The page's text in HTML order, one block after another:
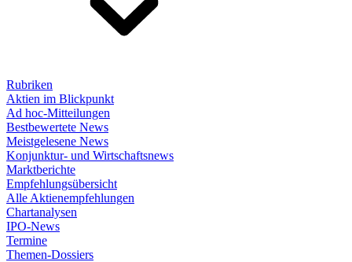
Rubriken
Aktien im Blickpunkt
Ad hoc-Mitteilungen
Bestbewertete News
Meistgelesene News
Konjunktur- und Wirtschaftsnews
Marktberichte
Empfehlungsübersicht
Alle Aktienempfehlungen
Chartanalysen
IPO-News
Termine
Themen-Dossiers